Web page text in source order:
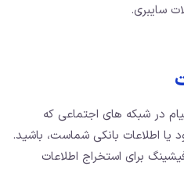
سایبری.
در شبکه های اجتماعی که
یا اطلاعات بانکی شماست، باشید.
برای استخراج اطلاعات